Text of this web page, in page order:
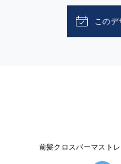
この
前髪クロスパーマスト